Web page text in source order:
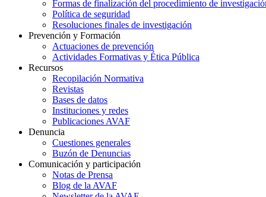
Formas de finalización del procedimiento de
Política de seguridad
Resoluciones finales de investigación
Prevención y Formación
Actuaciones de prevención
Actividades Formativas y Ética Pública
Recursos
Recopilación Normativa
Revistas
Bases de datos
Instituciones y redes
Publicaciones AVAF
Denuncia
Cuestiones generales
Buzón de Denuncias
Comunicación y participación
Notas de Prensa
Blog de la AVAF